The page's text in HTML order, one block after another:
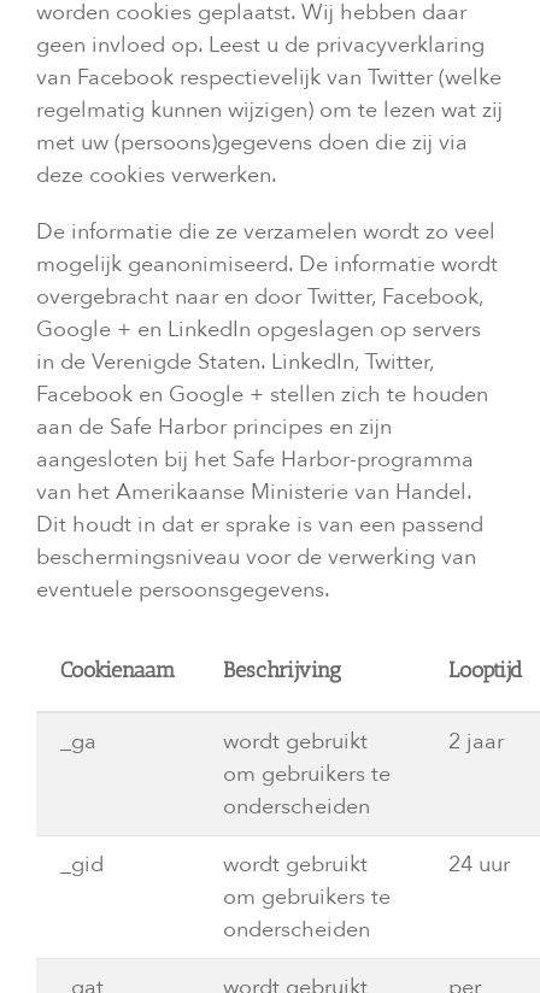
worden cookies geplaatst. Wij hebben daar
geen invloed op. Leest u de privacyverklaring
van Facebook respectievelijk van Twitter (welke
regelmatig kunnen wijzigen) om te lezen wat zij
met uw (persoons)gegevens doen die zij via
deze cookies verwerken.
De informatie die ze verzamelen wordt zo veel
mogelijk geanonimiseerd. De informatie wordt
overgebracht naar en door Twitter, Facebook,
Google + en LinkedIn opgeslagen op servers
in de Verenigde Staten. LinkedIn, Twitter,
Facebook en Google + stellen zich te houden
aan de Safe Harbor principes en zijn
aangesloten bij het Safe Harbor-programma
van het Amerikaanse Ministerie van Handel.
Dit houdt in dat er sprake is van een passend
beschermingsniveau voor de verwerking van
eventuele persoonsgegevens.
Cookienaam Beschrijving Looptijd
_ga
wordt gebruikt
om gebruikers te
onderscheiden
2 jaar
_gid
wordt gebruikt
om gebruikers te
onderscheiden
24 uur